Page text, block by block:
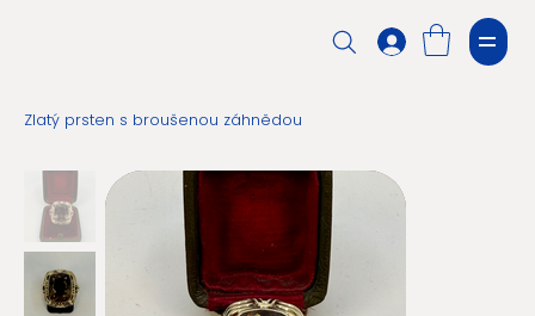
Zlatý prsten s broušenou záhnědou